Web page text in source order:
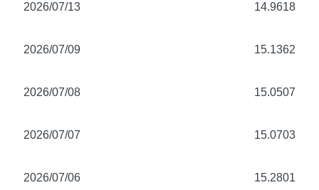
2026/07/13 14.9618
2026/07/09 15.1362
2026/07/08 15.0507
2026/07/07 15.0703
2026/07/06 15.2801